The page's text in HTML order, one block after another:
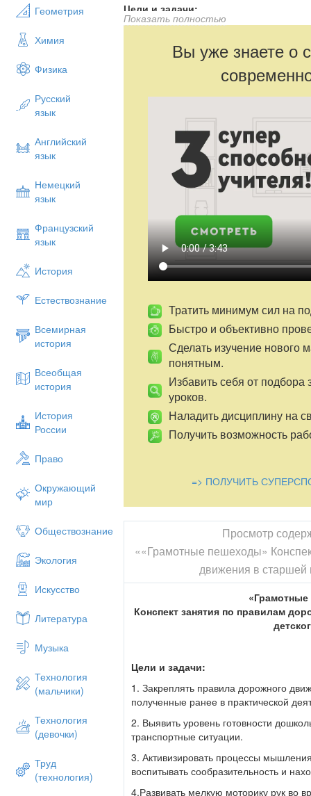
Геометрия
Химия
Физика
Русский
язык
Английский
язык
Немецкий
язык
Французский
язык
История
Естествознание
Всемирная
история
Всеобщая
история
История
России
Право
Окружающий
мир
Обществознание
Экология
Искусство
Литература
Музыка
Технология
(мальчики)
Технология
(девочки)
Труд
(технология)
Цели и задачи:
1. Закреплять правила дорожного
полученные ранее в практической
2. Выявить уровень готовности
3. Активизировать процессы
4.Развивать мелкую моторику рук во
5. Совершенствовать навыки
6. Воспитывать потребность детей
внимательными на улицах,
Предварительная работа:
Целевые прогулки, на которых
дорогой;
Дидактические игры и
транспорта», «Кто быстрее
пешеходов»;
Оборудование: макет светофора,
дорожного движения, дорожные пазлы
кисточки.
Стук в дверь, входит почтальон и
Воспитатель:
Мигают друг за другом.
Светятся, моргают –
Людям помогают. (светофор)
Сядь верхом и мчись на нём,
Только лучше правь рулём. (велосипед)
*
Удивительный вагон!
Посудите сами:
Рельсы в воздухе, а он
Держит их руками. (троллейбус)
Показать полностью
Вы уже знаете о
Тратить минимум сил на
Быстро и объективно
Сделать изучение нового
понятным.
Избавить себя от подбора
уроков.
Наладить дисциплину на
Получить возможность
=> ПОЛУЧИТЬ
Просмотр
««Грамотные пешеходы»
движения в старшей
Конспект занятия по правилам
Цели и задачи:
1. Закреплять правила дорожного
полученные ранее в практической
2. Выявить уровень готовности
транспортные ситуации.
3. Активизировать процессы
воспитывать сообразительность и
4.Развивать мелкую моторику рук во